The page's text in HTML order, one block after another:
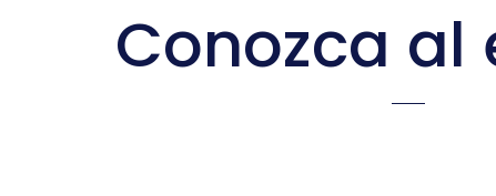
Conozca al